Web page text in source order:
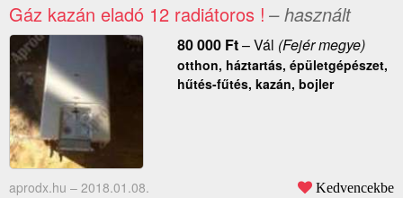
Gáz kazán eladó 12 radiátoros ! – használt
80 000 Ft–Vál (Fejér megye)
otthon, háztartás, épületgépészet,
hűtés-fűtés, kazán, bojler
aprodx.hu – 2018.01.08. Kedvencekbe